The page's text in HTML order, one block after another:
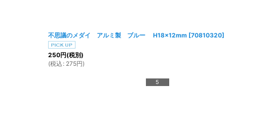
不思議のメダイ アルミ製 ブルー H18×12mm [70810320]
250円(税別)
(税込 : 275円)
5